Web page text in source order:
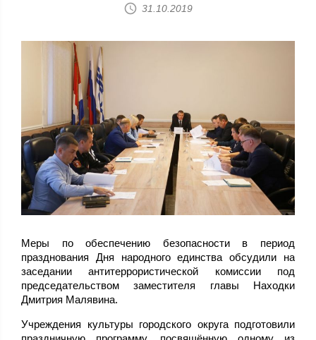
31.10.2019
Меры по обеспечению безопасности в период
празднования Дня народного единства обсудили на
заседании антитеррористической комиссии под
председательством заместителя главы Находки
Дмитрия Малявина.
Учреждения культуры городского округа подготовили